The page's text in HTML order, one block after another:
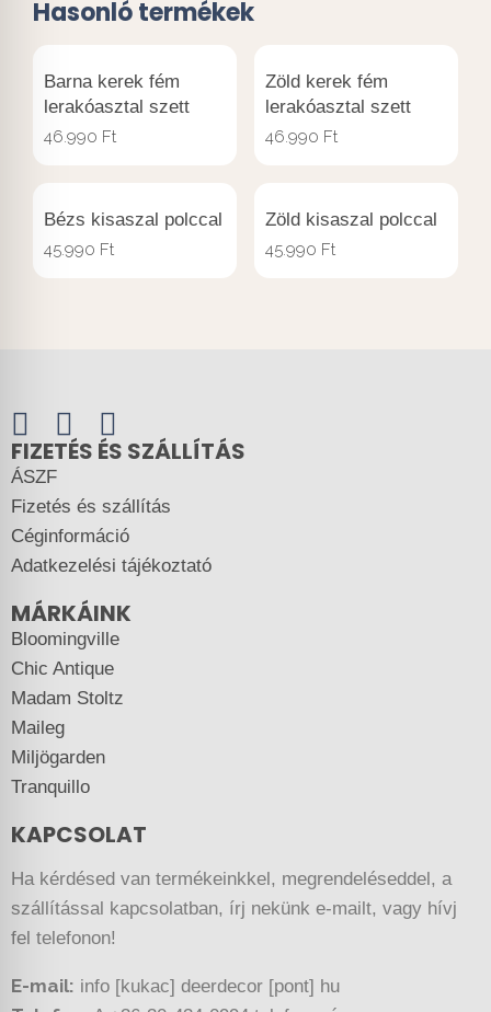
Hasonló termékek
Barna kerek fém
lerakóasztal szett
46.990 Ft
Zöld kerek fém
lerakóasztal szett
46.990 Ft
Bézs kisaszal polccal
45.990 Ft
Zöld kisaszal polccal
45.990 Ft
FIZETÉS ÉS SZÁLLÍTÁS
ÁSZF
Fizetés és szállítás
Céginformáció
Adatkezelési tájékoztató
MÁRKÁINK
Bloomingville
Chic Antique
Madam Stoltz
Maileg
Miljögarden
Tranquillo
KAPCSOLAT
Ha kérdésed van termékeinkkel, megrendeléseddel, a
szállítással kapcsolatban, írj nekünk e-mailt, vagy hívj
fel telefonon!
E-mail: info [kukac] deerdecor [pont] hu